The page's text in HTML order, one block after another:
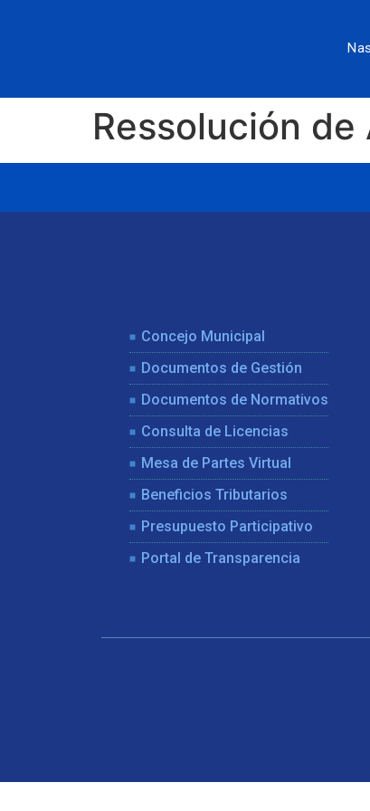
Ressolución
Concejo Municipal
Documentos de Gestión
Documentos de Normativos
Consulta de Licencias
Mesa de Partes Virtual
Beneficios Tributarios
Presupuesto Participativo
Portal de Transparencia